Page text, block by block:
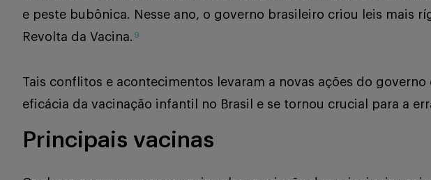
e peste bubônica. Nesse ano, o governo brasileiro criou leis mais
Revolta da Vacina. 9
Tais conflitos e acontecimentos levaram a novas ações do
eficácia da vacinação infantil no Brasil e se tornou crucial para a
Principais vacinas